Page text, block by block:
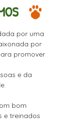
por uma
por
promover
e da
bom
e treinados